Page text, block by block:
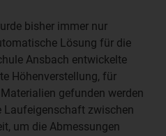
bisher immer nur
Lösung für die
Ansbach entwickelte
Höhenverstellung, für
gefunden werden
Laufeigenschaft zwischen
um die Abmessungen